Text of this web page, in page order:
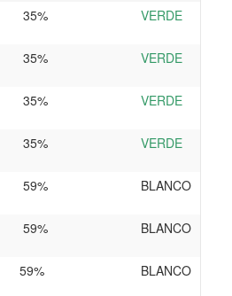
35% VERDE
35% VERDE
35% VERDE
35% VERDE
59% BLANCO
59% BLANCO
59% BLANCO